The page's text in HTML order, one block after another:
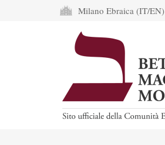
Milano Ebraica (IT/EN)